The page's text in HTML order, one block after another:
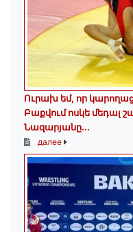
Ուրախ եմ, որ
Բաքվում ոսկե մեդալ
Նազարյանը...
далее